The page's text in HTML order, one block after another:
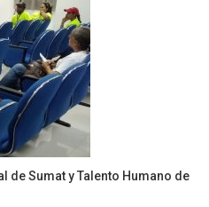
de Sumat y Talento Humano de